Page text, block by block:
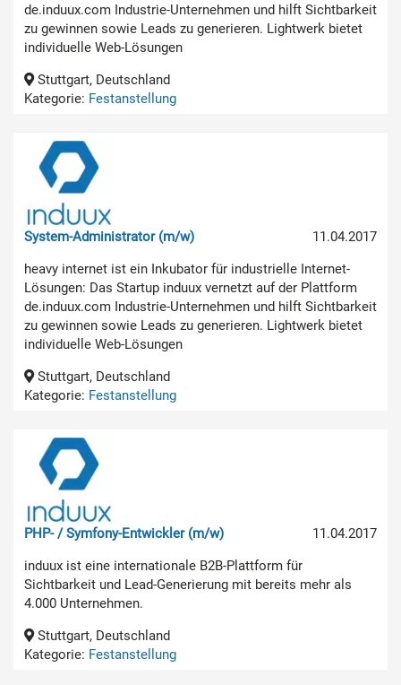
de.induux.com Industrie-Unternehmen und hilft Sichtbarkeit
zu gewinnen sowie Leads zu generieren. Lightwerk bietet
individuelle Web-Lösungen
Stuttgart, Deutschland
Kategorie: Festanstellung
11.04.2017
System-Administrator (m/w)
heavy internet ist ein Inkubator für industrielle Internet-
Lösungen: Das Startup induux vernetzt auf der Plattform
de.induux.com Industrie-Unternehmen und hilft Sichtbarkeit
zu gewinnen sowie Leads zu generieren. Lightwerk bietet
individuelle Web-Lösungen
Stuttgart, Deutschland
Kategorie: Festanstellung
11.04.2017
PHP- / Symfony-Entwickler (m/w)
induux ist eine internationale B2B-Plattform für
Sichtbarkeit und Lead-Generierung mit bereits mehr als
4.000 Unternehmen.
Stuttgart, Deutschland
Kategorie: Festanstellung